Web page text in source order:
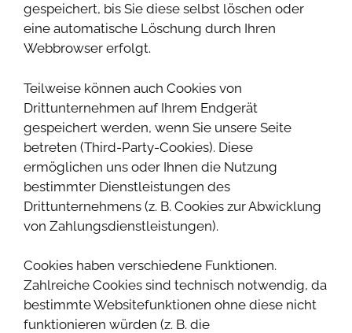
gespeichert, bis Sie diese selbst löschen oder
eine automatische Löschung durch Ihren
Webbrowser erfolgt.
Teilweise können auch Cookies von
Drittunternehmen auf Ihrem Endgerät
gespeichert werden, wenn Sie unsere Seite
betreten (Third-Party-Cookies). Diese
ermöglichen uns oder Ihnen die Nutzung
bestimmter Dienstleistungen des
Drittunternehmens (z. B. Cookies zur Abwicklung
von Zahlungsdienstleistungen).
Cookies haben verschiedene Funktionen.
Zahlreiche Cookies sind technisch notwendig, da
bestimmte Websitefunktionen ohne diese nicht
funktionieren würden (z. B. die